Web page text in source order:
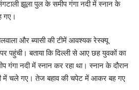
झूला पुल के समीप गंगा नदी में स्नान के
गए।
और ब्यासी की टीमें आवश्यक रेस्क्यू
पहुंची। बताया कि दिल्ली से आए छह युवकों का
गंगा नदी में स्नान कर रहा था। स्नान के दौरान
में चले गए। तेज बहाव की चपेट में आकर बह गए